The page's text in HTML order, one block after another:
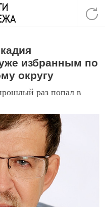
избранным по
округу
раз попал в